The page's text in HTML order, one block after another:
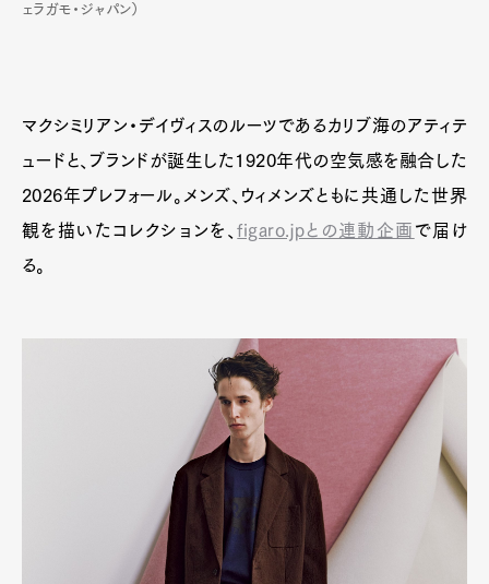
ェラガモ・ジャパン）
マクシミリアン・デイヴィスのルーツであるカリブ海のアティテ
ュードと、ブランドが誕生した1920年代の空気感を融合した
2026年プレフォール。メンズ、ウィメンズともに共通した世界
観を描いたコレクションを、figaro.jpとの連動企画 で届け
る。